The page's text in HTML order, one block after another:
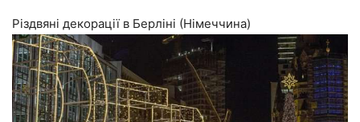
Різдвяні декорації в Берліні (Німеччина)